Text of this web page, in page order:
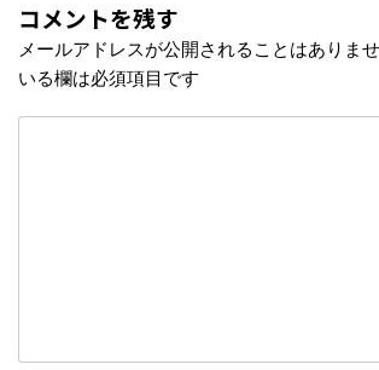
コメントを残す
メールアドレスが公開されることはありませ
いる欄は必須項目です